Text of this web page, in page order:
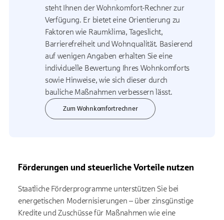
steht Ihnen der Wohnkomfort-Rechner zur
Verfügung. Er bietet eine Orientierung zu
Faktoren wie Raumklima, Tageslicht,
Barrierefreiheit und Wohnqualität. Basierend
auf wenigen Angaben erhalten Sie eine
individuelle Bewertung Ihres Wohnkomforts
sowie Hinweise, wie sich dieser durch
bauliche Maßnahmen verbessern lässt.
Zum Wohnkomfortrechner
Förderungen und steuerliche Vorteile nutzen
Staatliche Förderprogramme unterstützen Sie bei
energetischen Modernisierungen – über zinsgünstige
Kredite und Zuschüsse für Maßnahmen wie eine